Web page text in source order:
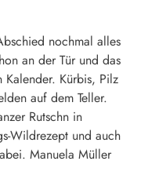
nochmal alles
an der Tür und das
Kalender. Kürbis, Pilz
auf dem Teller.
Rutschn in
Wildrezept und auch
Manuela Müller